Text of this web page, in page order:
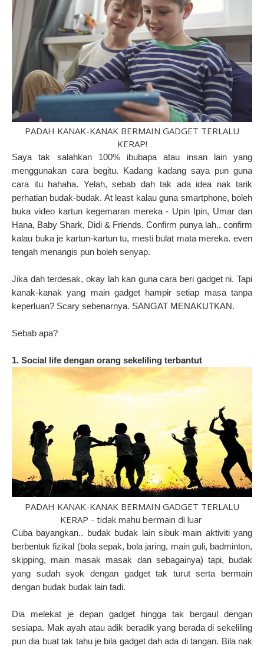
PADAH KANAK-KANAK BERMAIN GADGET TERLALU
KERAP!
Saya tak salahkan 100% ibubapa atau insan lain yang
menggunakan cara begitu. Kadang kadang saya pun guna
cara itu hahaha. Yelah, sebab dah tak ada idea nak tarik
perhatian budak-budak. At least kalau guna smartphone, boleh
buka video kartun kegemaran mereka - Upin Ipin, Umar dan
Hana, Baby Shark, Didi & Friends. Confirm punya lah.. confirm
kalau buka je kartun-kartun tu, mesti bulat mata mereka. even
tengah menangis pun boleh senyap.
Jika dah terdesak, okay lah kan guna cara beri gadget ni. Tapi
kanak-kanak yang main gadget hampir setiap masa tanpa
keperluan? Scary sebenarnya. SANGAT MENAKUTKAN.
Sebab apa?
1. Social life dengan orang sekeliling terbantut
PADAH KANAK-KANAK BERMAIN GADGET TERLALU
KERAP - tidak mahu bermain di luar
Cuba bayangkan.. budak budak lain sibuk main aktiviti yang
berbentuk fizikal (bola sepak, bola jaring, main guli, badminton,
skipping, main masak masak dan sebagainya) tapi, budak
yang sudah syok dengan gadget tak turut serta bermain
dengan budak budak lain tadi.
Dia melekat je depan gadget hingga tak bergaul dengan
sesiapa. Mak ayah atau adik beradik yang berada di sekeliling
pun dia buat tak tahu je bila gadget dah ada di tangan. Bila nak